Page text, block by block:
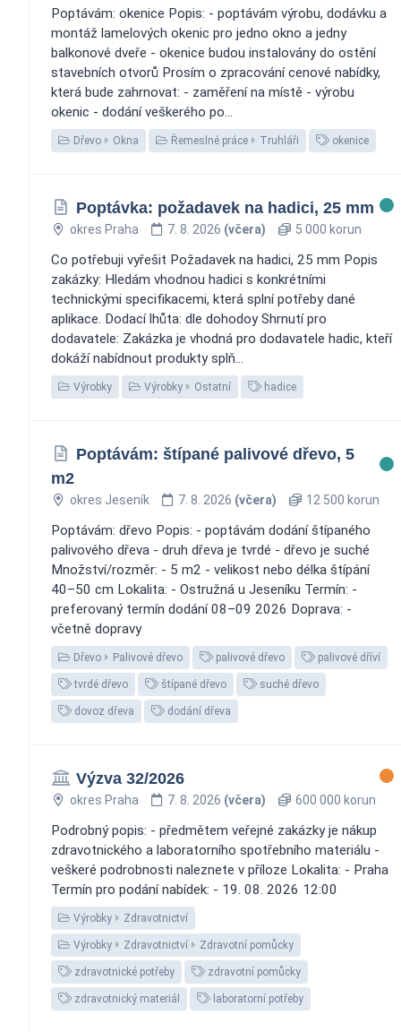
Poptávám: okenice Popis: - poptávám výrobu, dodávku a
montáž lamelových okenic pro jedno okno a jedny
balkonové dveře - okenice budou instalovány do ostění
stavebních otvorů Prosím o zpracování cenové nabídky,
která bude zahrnovat: - zaměření na místě - výrobu
okenic - dodání veškerého po...
Dřevo Okna Řemeslné práce Truhláři okenice
Poptávka: požadavek na hadici, 25 mm
okres Praha 7. 8. 2026 (včera) 5 000 korun
Co potřebuji vyřešit Požadavek na hadici, 25 mm Popis
zakázky: Hledám vhodnou hadici s konkrétními
technickými specifikacemi, která splní potřeby dané
aplikace. Dodací lhůta: dle dohodoy Shrnutí pro
dodavatele: Zakázka je vhodná pro dodavatele hadic, kteří
dokáží nabídnout produkty splň...
Výrobky Výrobky Ostatní hadice
Poptávám: štípané palivové dřevo, 5
m2
okres Jeseník 7. 8. 2026 (včera) 12 500 korun
Poptávám: dřevo Popis: - poptávám dodání štípaného
palivového dřeva - druh dřeva je tvrdé - dřevo je suché
Množství/rozměr: - 5 m2 - velikost nebo délka štípání
40–50 cm Lokalita: - Ostružná u Jeseníku Termín: -
preferovaný termín dodání 08–09 2026 Doprava: -
včetně dopravy
Dřevo Palivové dřevo palivové dřevo palivové dříví
tvrdé dřevo štípané dřevo suché dřevo
dovoz dřeva dodání dřeva
Výzva 32/2026
okres Praha 7. 8. 2026 (včera) 600 000 korun
Podrobný popis: - předmětem veřejné zakázky je nákup
zdravotnického a laboratorního spotřebního materiálu -
veškeré podrobnosti naleznete v příloze Lokalita: - Praha
Termín pro podání nabídek: - 19. 08. 2026 12:00
Výrobky Zdravotnictví
Výrobky Zdravotnictví Zdravotní pomůcky
zdravotnické potřeby zdravotní pomůcky
zdravotnický materiál laboratorní potřeby